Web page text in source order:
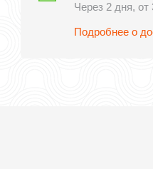
Через 2 дня, от
Подробнее о